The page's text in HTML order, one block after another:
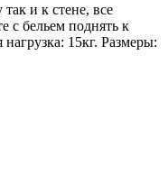
и к стене, все
с бельем поднять к
15кг. Размеры: